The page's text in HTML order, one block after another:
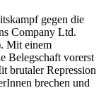
gegen die
Company Ltd.
Mit einem
Belegschaft vorerst
brutaler Repression
brechen und